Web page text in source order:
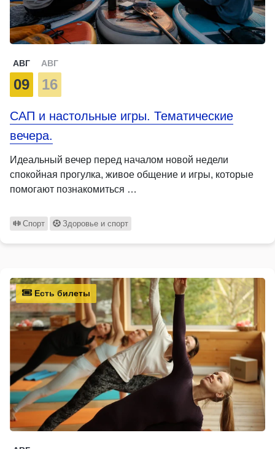
АВГ
09
АВГ
16
САП и настольные игры. Тематические
вечера.
Идеальный вечер перед началом новой недели
спокойная прогулка, живое общение и игры, которые
помогают познакомиться …
Спорт Здоровье и спорт
Есть билеты